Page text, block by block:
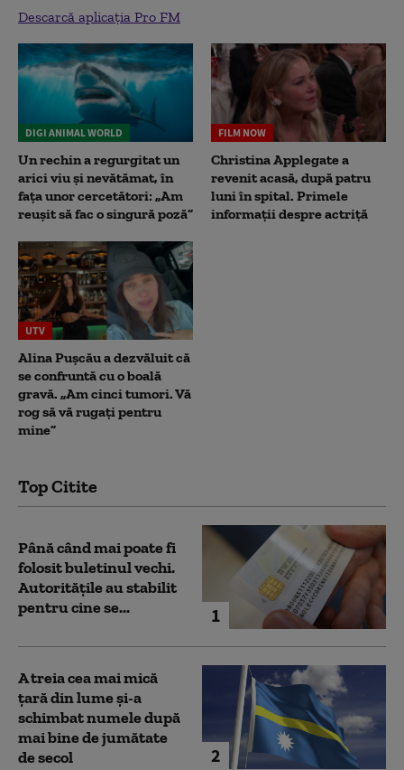
Descarcă aplicația Pro FM
DIGI ANIMAL WORLD
Un rechin a regurgitat un
arici viu și nevătămat, în
fața unor cercetători: „Am
reușit să fac o singură poză”
FILM NOW
Christina Applegate a
revenit acasă, după patru
luni în spital. Primele
informații despre actriță
UTV
Alina Pușcău a dezvăluit că
se confruntă cu o boală
gravă. „Am cinci tumori. Vă
rog să vă rugați pentru
mine”
Top Citite
1
Până când mai poate fi
folosit buletinul vechi.
Autoritățile au stabilit
pentru cine se...
2
A treia cea mai mică
țară din lume și-a
schimbat numele după
mai bine de jumătate
de secol